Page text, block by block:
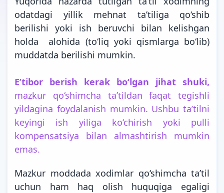
odatdagi yillik mehnat ta’tiliga qo‘shib
berilishi yoki ish beruvchi bilan kelishgan
holda alohida (to‘liq yoki qismlarga bo‘lib)
muddatda berilishi mumkin.
E’tibor berish kerak bo‘lgan jihat shuki,
mazkur qo‘shimcha ta’tildan faqat tegishli
yildagina foydalanish mumkin. Ushbu ta’tilni
keyingi ish yiliga ko‘chirish yoki pulli
kompensatsiya bilan almashtirish mumkin
emas.
Mazkur moddada xodimlar qo‘shimcha ta’til
uchun ham haq olish huquqiga egaligi